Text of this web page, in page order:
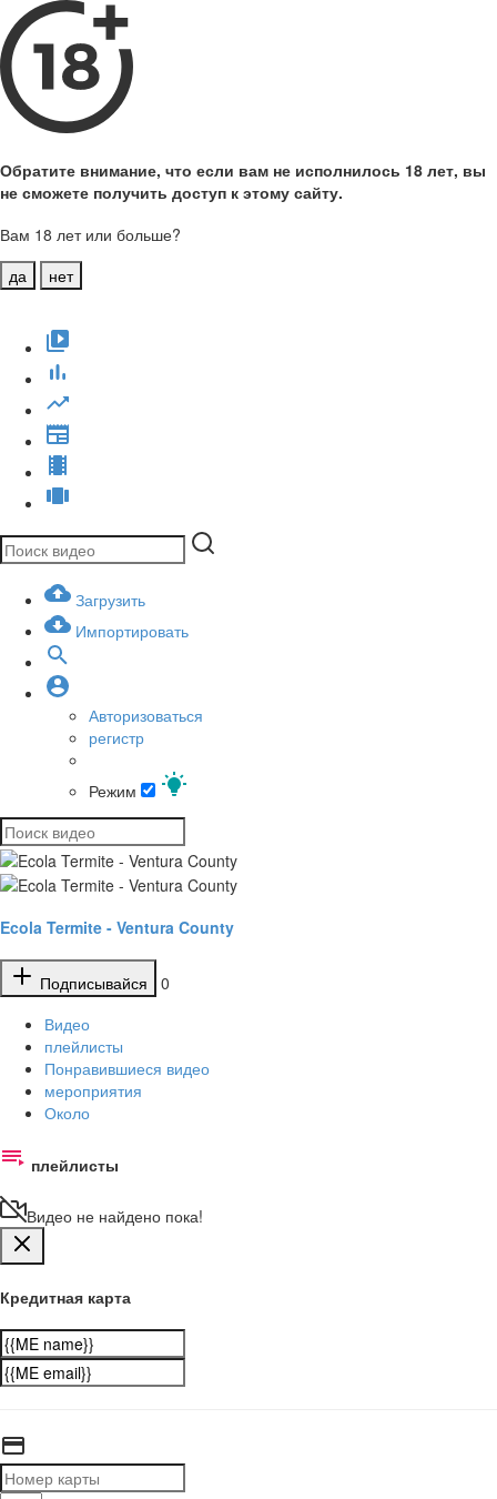
Обратите внимание, что если вам не исполнилось 18 лет, вы
не сможете получить доступ к этому сайту.
Вам 18 лет или больше?
да
нет
Загрузить
Импортировать
Авторизоваться
регистр
Режим
Ecola Termite - Ventura County
Подписывайся
0
Видео
плейлисты
Понравившиеся видео
мероприятия
Около
плейлисты
Видео не найдено пока!
Кредитная карта